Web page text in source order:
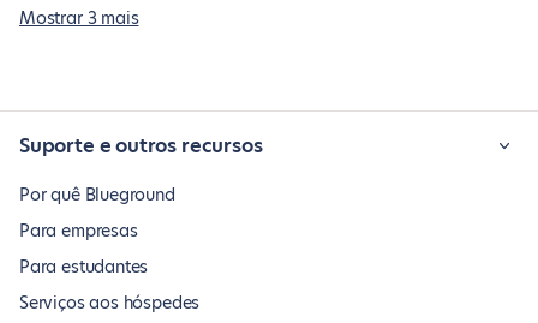
Mostrar 3 mais
Suporte e outros recursos
Por quê Blueground
Para empresas
Para estudantes
Serviços aos hóspedes